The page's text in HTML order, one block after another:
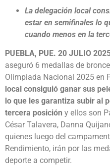
La delegación local
estar en semifinales lo
cuando menos en la
PUEBLA, PUE. 20 JULIO
aseguró 6 medallas de
Olimpiada Nacional 2025 en
local consiguió ganar sus
lo que les garantiza subir al
tercera posición y ellos son
César Talavera, Danna
quienes luego del
Rendimiento, irán por las
deporte a competir.